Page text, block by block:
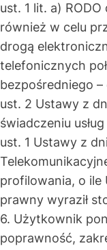
ust. 1 lit. a)
również w celu
drogą
telefonicznych
bezpośredniego
ust. 2 Ustawy z
świadczeniu
ust. 1 Ustawy z
profilowania, o ile
prawny wyraził
6. Użytkownik
poprawność,